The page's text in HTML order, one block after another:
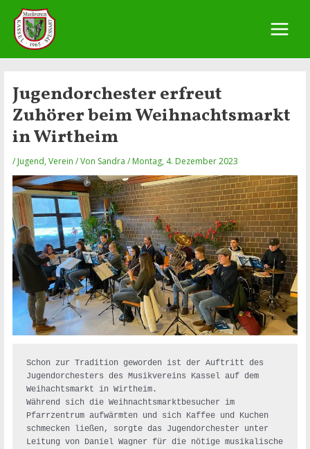
Inhalt
springen
Main
Menu
Jugendorchester erfreut
Zuhörer beim Weihnachtsmarkt
in Wirtheim
/ Jugend,Verein / Von Sandra/ Montag, 4. Dezember 2023
Schon zur Tradition geworden ist der Auftritt des
Jugendorchesters des Musikvereins Kassel auf dem
Weihachtsmarkt in Wirtheim.
Während sich die Weihnachtsmarktbesucher im
Pfarrzentrum aufwärmten und sich Kaffee und Kuchen
schmecken ließen, sorgte das Jugendorchester unter
Leitung von Daniel Wagner für die nötige musikalische